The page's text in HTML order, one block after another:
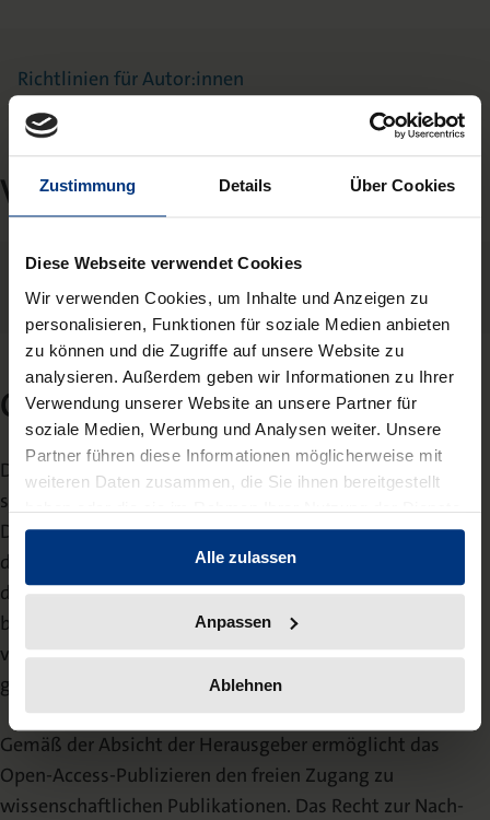
Zustimmung Details Über Cookies
Diese Webseite verwendet Cookies
Wir verwenden Cookies, um Inhalte und Anzeigen zu
personalisieren, Funktionen für soziale Medien anbieten
zu können und die Zugriffe auf unsere Website zu
analysieren. Außerdem geben wir Informationen zu Ihrer
Verwendung unserer Website an unsere Partner für
soziale Medien, Werbung und Analysen weiter. Unsere
Partner führen diese Informationen möglicherweise mit
weiteren Daten zusammen, die Sie ihnen bereitgestellt
haben oder die sie im Rahmen Ihrer Nutzung der Dienste
gesammelt haben.
Alle zulassen
Anpassen
Ablehnen
Richtlinien für Autor:innen
Veröffentlichungsrichtlinien
Veröffentlichungsrichtlinien
Open Access Policy
Die Zeitschrift für europarechtliche Studien (ZEuS)wird
seit 2024 als Open Access Zeitschrift veröffentlicht.
Davor war sie eine reine Subskriptions-Zeitschrift. Mit
dem Switch zum Open Access-Publizieren wurden auch
die älteren Jahrgänge frei zugänglich gestellt. Die Hefte
bis zurück ins Jahr 2000 sind unter einer CC-BY-Lizenz
verfügbar. Die Zeitschrift erscheint nach wie vor auch in
gedruckter Form.
Gemäß der Absicht der Herausgeber ermöglicht das
Open-Access-Publizieren den freien Zugang zu
wissenschaftlichen Publikationen. Das Recht zur Nach-